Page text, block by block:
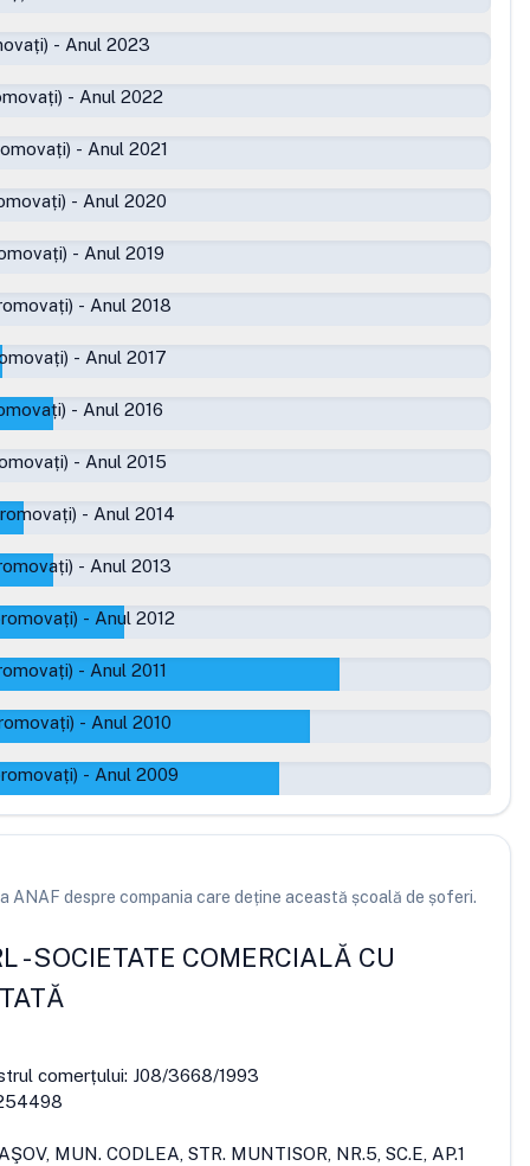
- Anul 2023
- Anul 2022
- Anul 2021
- Anul 2020
- Anul 2019
- Anul 2018
- Anul 2017
- Anul 2016
- Anul 2015
- Anul 2014
- Anul 2013
- Anul 2012
- Anul 2011
- Anul 2010
- Anul 2009
ANAF despre compania care deține această școală de șoferi.
-SOCIETATE COMERCIALĂ CU
comerțului: J08/3668/1993
MUN. CODLEA, STR. MUNTISOR, NR.5, SC.E, AP.1